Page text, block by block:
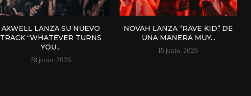
AXWELL LANZA SU NUEVO
TRACK “WHATEVER TURNS
YOU...
28 junio, 2026
NOVAH LANZA “RAVE KID” DE
UNA MANERA MUY...
15 junio, 2026